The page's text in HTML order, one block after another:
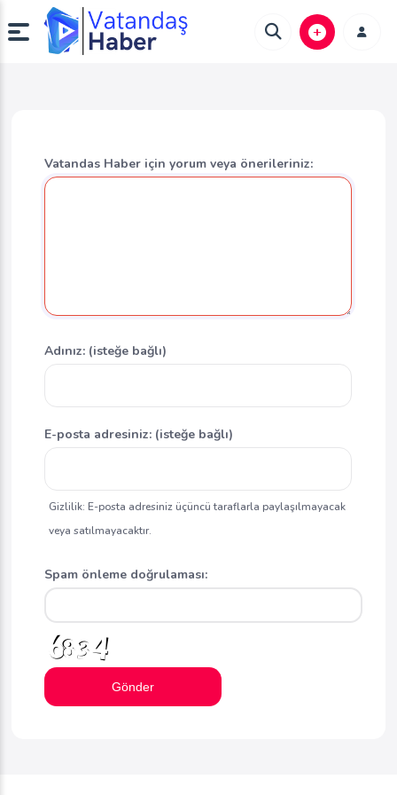
Vatandas Haber için yorum veya önerileriniz:
Adınız: (isteğe bağlı)
E-posta adresiniz: (isteğe bağlı)
Gizlilik: E-posta adresiniz üçüncü taraflarla paylaşılmayacak
veya satılmayacaktır.
Spam önleme doğrulaması:
Gönder